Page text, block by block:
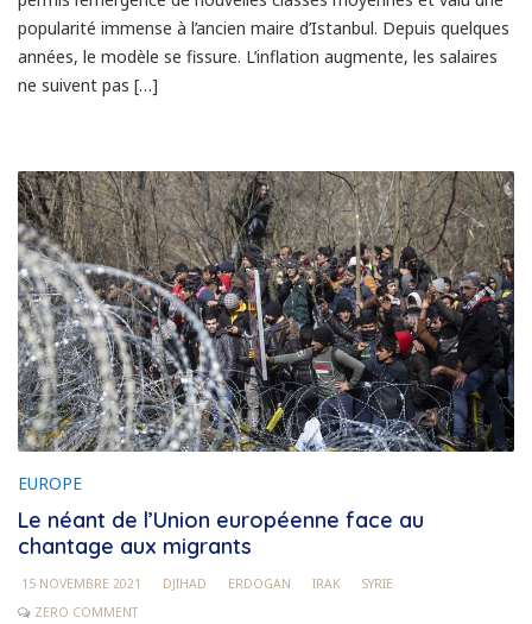
popularité immense à l’ancien maire d’Istanbul. Depuis quelques
années, le modèle se fissure. L’inflation augmente, les salaires
ne suivent pas […]
EUROPE
Le néant de l’Union européenne face au
chantage aux migrants
15 NOVEMBRE 2021 DJIHAD ERDOGAN IRAK
SYRIE
ZERO COMMENT